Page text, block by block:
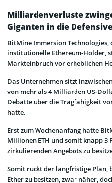
Milliardenverluste
Giganten in die Defensive
BitMine Immersion
institutionelle Ethereum-Holder,
Markteinbruch vor erheblichen
Das Unternehmen sitzt
von mehr als 4 Milliarden US-
Debatte über die Tragfähigkeit
hatte.
Erst zum Wochenanfang hatte
Millionen ETH und somit knapp 3
zirkulierenden Angebots zu
Somit rückt der langfristige Plan,
Ether zu besitzen, zwar näher,